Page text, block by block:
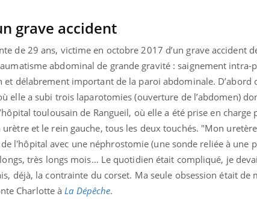
grave accident
de 29 ans, victime en octobre 2017 d’un grave accident
abdominal de grande gravité : saignement intra-
et délabrement important de la paroi abdominale. D’abord
elle a subi trois laparotomies (ouverture de l’abdomen)
toulousain de Rangueil, où elle a été prise en charge
et le rein gauche, tous les deux touchés. "Mon
l'hôpital avec une néphrostomie (une sonde reliée à une
très longs mois… Le quotidien était compliqué, je
déjà, la contrainte du corset. Ma seule obsession était de
Charlotte à La Dépêche.